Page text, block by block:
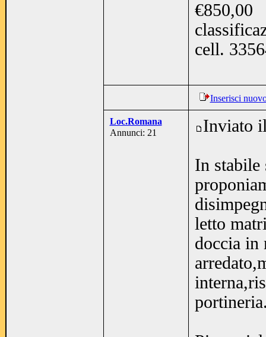
€850,00
cell.
Inserisci
Loc.Romana
Annunci: 21
Inviato
In stabile
letto
doccia in